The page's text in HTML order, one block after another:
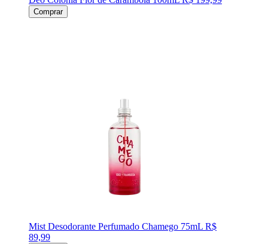
Comprar
Mist Desodorante Perfumado Chamego 75mL R$
89,99